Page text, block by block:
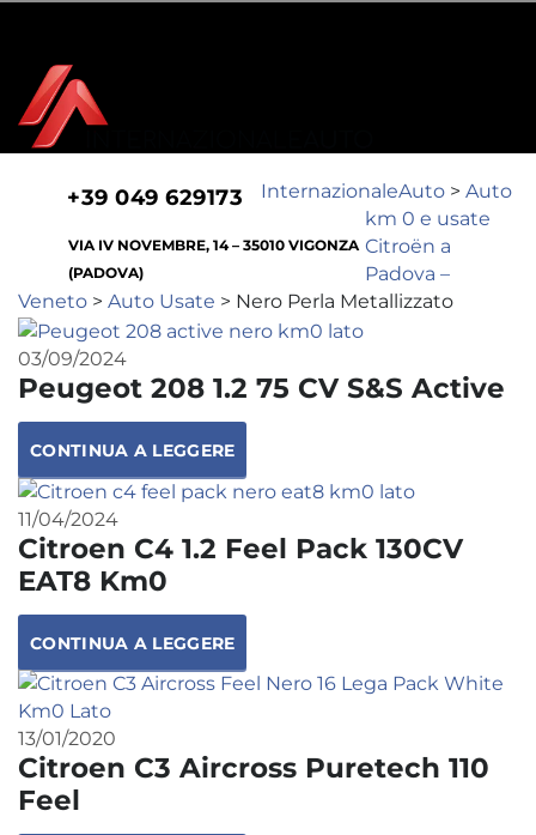
+39 049 629173
VIA IV NOVEMBRE, 14 – 35010 VIGONZA
(PADOVA)
InternazionaleAuto > Auto
km 0 e usate
Citroën a
Padova –
Veneto > Auto Usate > Nero Perla Metallizzato
03/09/2024
Peugeot 208 1.2 75 CV S&S Active
CONTINUA A LEGGERE
11/04/2024
Citroen C4 1.2 Feel Pack 130CV
EAT8 Km0
CONTINUA A LEGGERE
13/01/2020
Citroen C3 Aircross Puretech 110
Feel